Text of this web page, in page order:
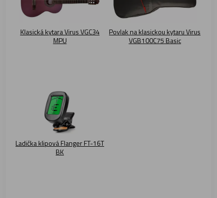
Klasická kytara Virus VGC34
MPU
Povlak na klasickou kytaru Virus
VGB100C75 Basic
Ladička klipová Flanger FT-16T
BK